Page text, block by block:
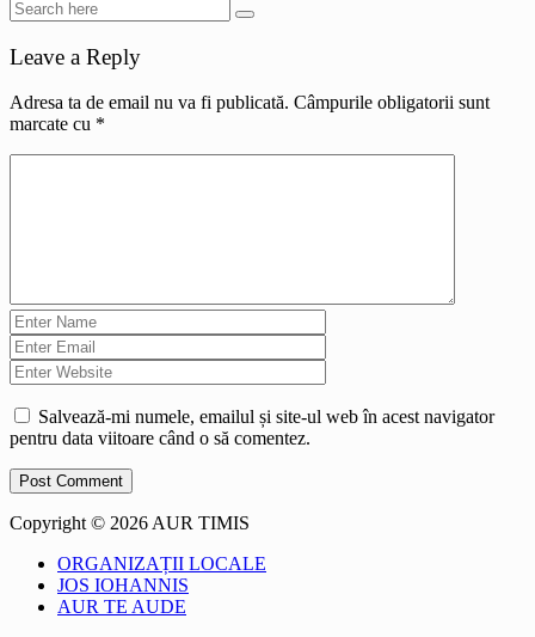
Leave a Reply
Adresa ta de email nu va fi publicată. Câmpurile obligatorii sunt
marcate cu *
Salvează-mi numele, emailul și site-ul web în acest navigator
pentru data viitoare când o să comentez.
Copyright © 2026 AUR TIMIS
ORGANIZAȚII LOCALE
JOS IOHANNIS
AUR TE AUDE